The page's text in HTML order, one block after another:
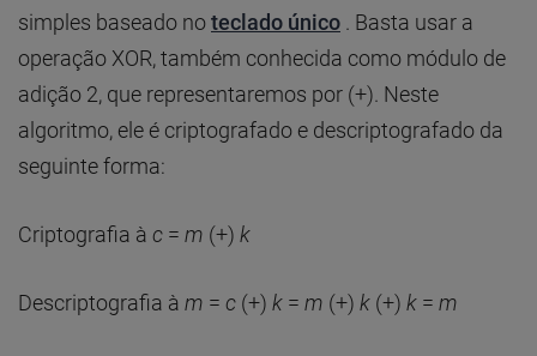
simples baseado noteclado único . Basta usar a
operação XOR, também conhecida como módulo de
adição 2, que representaremos por (+). Neste
algoritmo, ele é criptografado e descriptografado da
seguinte forma:
Criptografia à c = m (+) k
Descriptografia à m = c (+) k = m (+) k (+) k = m